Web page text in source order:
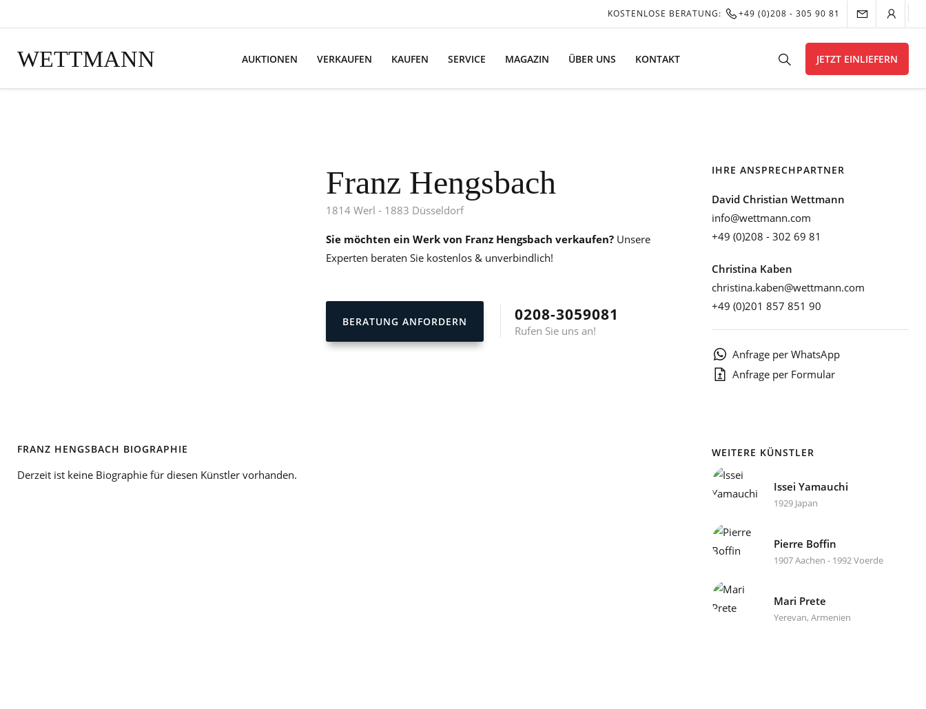
KOSTENLOSE BERATUNG: +49 (0)208 - 305 90 81
WETTMANN AUKTIONEN VERKAUFEN KAUFEN SERVICE MAGAZIN ÜBER UNS KONTAKT JETZT EINLIEFERN
Franz Hengsbach
1814 Werl - 1883 Düsseldorf
Sie möchten ein Werk von Franz Hengsbach verkaufen?Unsere
Experten beraten Sie kostenlos & unverbindlich!
BERATUNG ANFORDERN 0208-3059081
Rufen Sie uns an!
IHRE ANSPRECHPARTNER
David Christian Wettmann
info@wettmann.com
+49 (0)208 - 302 69 81
Christina Kaben
christina.kaben@wettmann.com
+49 (0)201 857 851 90
Anfrage per WhatsApp
Anfrage per Formular
FRANZ HENGSBACH BIOGRAPHIE
Derzeit ist keine Biographie für diesen Künstler vorhanden.
WEITERE KÜNSTLER
Issei Yamauchi
1929 Japan
Pierre Boffin
1907 Aachen - 1992 Voerde
Mari Prete
Yerevan, Armenien